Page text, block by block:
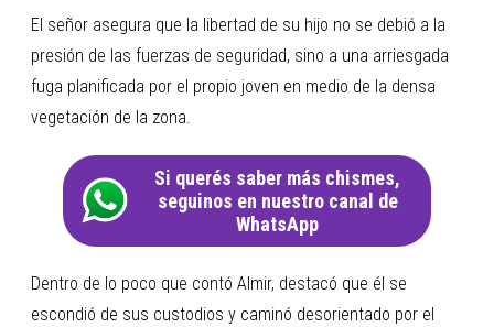
El señor asegura que la libertad de su hijo no se debió a la
presión de las fuerzas de seguridad, sino a una arriesgada
fuga planificada por el propio joven en medio de la densa
vegetación de la zona.
Si querés saber más chismes,
seguinos en nuestro canal de
WhatsApp
Dentro de lo poco que contó Almir, destacó que él se
escondió de sus custodios y caminó desorientado por el